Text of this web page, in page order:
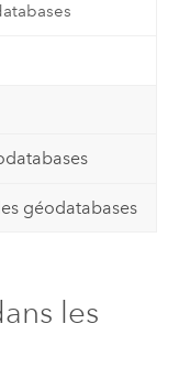
géodatabases
les